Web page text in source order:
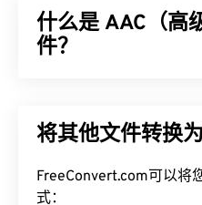
件压缩到原始大小的
无损压缩。
打开 FLAC 文件的默认程
FLAC 的其他特性包括：
乐、兼容电话应用程序编
数字版权管理 (DRM) 的
什么是 AAC（高
件？
数字广播和互联网流媒体
AAC编解码器指定为MP3
有效地压缩文件大小，同
将其他文件转换
FreeConvert.com可以将
式：